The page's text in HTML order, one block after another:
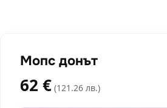
Мопс донът
62 € (121.26 лв.)